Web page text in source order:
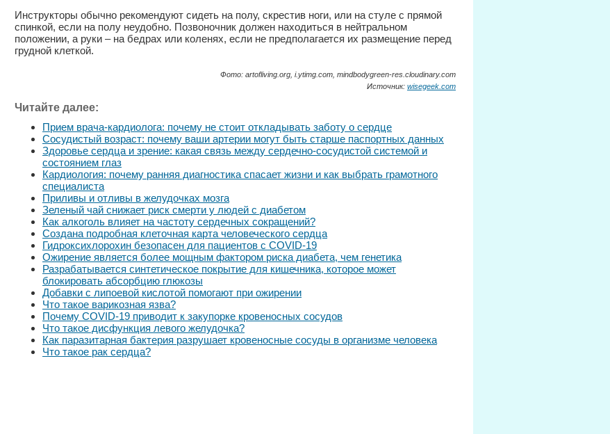
Инструкторы обычно рекомендуют сидеть на полу, скрестив ноги, или на стуле с прямой
спинкой, если на полу неудобно. Позвоночник должен находиться в нейтральном
положении, а руки – на бедрах или коленях, если не предполагается их размещение перед
грудной клеткой.
Фото: artofliving.org, i.ytimg.com, mindbodygreen-res.cloudinary.com
Источник: wisegeek.com
Читайте далее:
Прием врача-кардиолога: почему не стоит откладывать заботу о сердце
Сосудистый возраст: почему ваши артерии могут быть старше паспортных данных
Здоровье сердца и зрение: какая связь между сердечно-сосудистой системой и
состоянием глаз
Кардиология: почему ранняя диагностика спасает жизни и как выбрать грамотного
специалиста
Приливы и отливы в желудочках мозга
Зеленый чай снижает риск смерти у людей с диабетом
Как алкоголь влияет на частоту сердечных сокращений?
Создана подробная клеточная карта человеческого сердца
Гидроксихлорохин безопасен для пациентов с COVID-19
Ожирение является более мощным фактором риска диабета, чем генетика
Разрабатывается синтетическое покрытие для кишечника, которое может
блокировать абсорбцию глюкозы
Добавки с липоевой кислотой помогают при ожирении
Что такое варикозная язва?
Почему COVID-19 приводит к закупорке кровеносных сосудов
Что такое дисфункция левого желудочка?
Как паразитарная бактерия разрушает кровеносные сосуды в организме человека
Что такое рак сердца?